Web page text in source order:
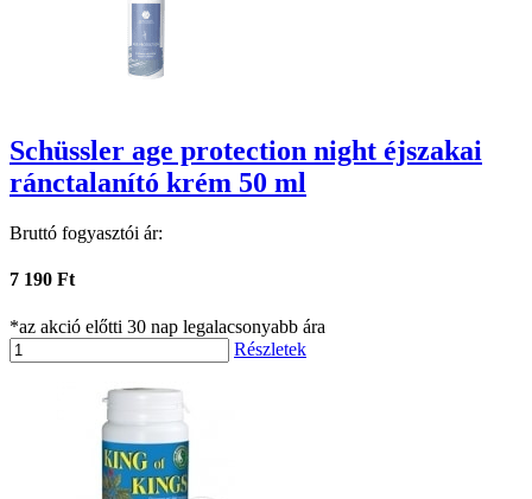
Schüssler age protection night éjszakai
ránctalanító krém 50 ml
Bruttó fogyasztói ár:
7 190 Ft
*az akció előtti 30 nap legalacsonyabb ára
Részletek